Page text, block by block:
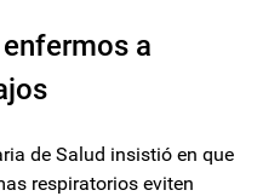
a
de Salud insistió en que
respiratorios eviten